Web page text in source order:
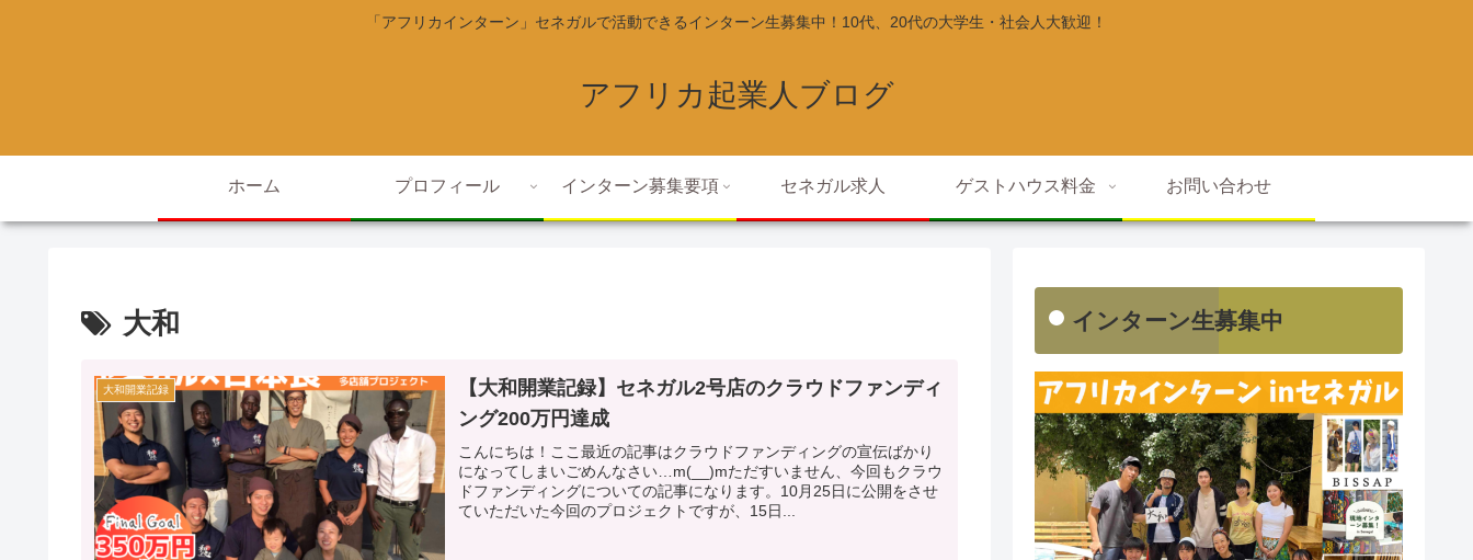
「アフリカインターン」セネガルで活動できるインターン生募集中！10代、20代の大学生・社会人大歓迎！
アフリカ起業人ブログ
ホーム プロフィール インターン募集要項 セネガル求人 ゲストハウス料金 お問い合わせ
大和
大和開業記録
【大和開業記録】セネガル2号店のクラウドファンディ
ング200万円達成
こんにちは！ここ最近の記事はクラウドファンディングの宣伝ばかり
になってしまいごめんなさい…m(__)mただすいません、今回もクラウ
ドファンディングについての記事になります。10月25日に公開をさせ
ていただいた今回のプロジェクトですが、15日...
インターン生募集中